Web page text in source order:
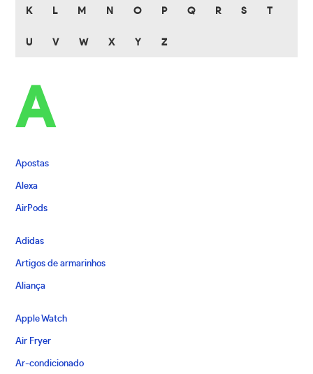
K L M N O P Q R S T
U V W X Y Z
A
Apostas
Alexa
AirPods
Adidas
Artigos de armarinhos
Aliança
Apple Watch
Air Fryer
Ar-condicionado